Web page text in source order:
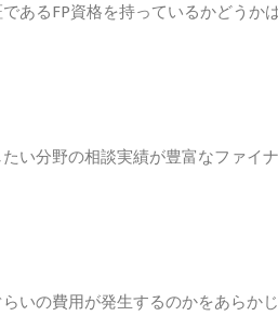
あるFP資格を持っているかどうか
い分野の相談実績が豊富なファイ
いの費用が発生するのかをあらか